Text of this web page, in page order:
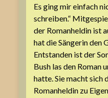
Es ging mir einfach
schreiben.“
der Romanheldin ist
hat die Sängerin den
Entstanden ist der
Bush las den Roman
hatte. Sie macht
Romanheldin zu